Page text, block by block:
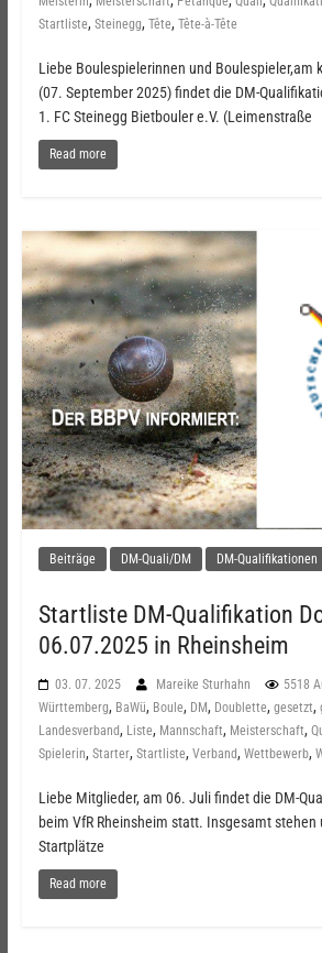
Startliste, Steinegg, Tête, Tête-à-Tête
Liebe Boulespielerinnen und Boulespieler,am
(07. September 2025) findet die DM-
1. FC Steinegg Bietbouler e.V. (Leimenstraße
Read more
Beiträge DM-Quali/DM DM-Qualifikationen
Startliste DM-Qualifikation
06.07.2025 in Rheinsheim
03. 07. 2025 Mareike Sturhahn 5518
Württemberg, BaWü, Boule, DM, Doublette, gesetzt,
Landesverband, Liste, Mannschaft, Meisterschaft,
Spielerin, Starter, Startliste, Verband, Wettbewerb,
Liebe Mitglieder, am 06. Juli findet die DM-
beim VfR Rheinsheim statt. Insgesamt stehen
Startplätze
Read more